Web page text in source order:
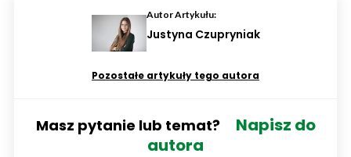
Autor Artykułu:
Justyna Czupryniak
Pozostałe artykuły tego autora
Masz pytanie lub temat?
Napisz do
autora